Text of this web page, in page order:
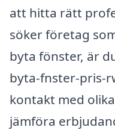
att hitta rätt
söker företag
byta fönster, är
byta-fnster-pris-
kontakt med
jämföra